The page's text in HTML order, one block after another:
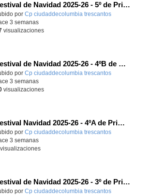
Festival de Navidad 2025-26 - 5º de Primaria
por Cp ciudaddecolumbia trescantos-
3 semanas
visualizaciones
Festival de Navidad 2025-26 - 4ºB de Primaria
por Cp ciudaddecolumbia trescantos-
3 semanas
visualizaciones
Festival Navidad 2025-26 - 4ºA de Primaria
por Cp ciudaddecolumbia trescantos-
3 semanas
Festival de Navidad 2025-26 - 3º de Primaria
por Cp ciudaddecolumbia trescantos-